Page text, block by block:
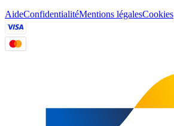
AideConfidentialitéMentions légalesCookies